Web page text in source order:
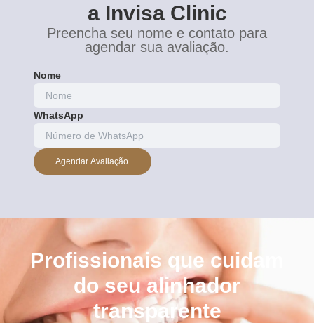
a Invisa Clinic
Preencha seu nome e contato para
agendar sua avaliação.
Nome
WhatsApp
Agendar Avaliação
Profissionais que cuidam
do seu alinhador
transparente